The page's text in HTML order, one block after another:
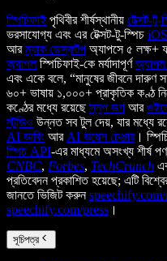
স্পিচিফাই পৃথিবীর শীর্ষস্থানীয় টেক্সট-টু-
ভরসাযোগ্য এবং এর টেক্সট-টু-স্পিচ iOS
আরম্যাক ডেস্কটপ অ্যাপসে ৫ লক্ষ+
অ্যাপলস্পিচিফাই-কে মর্যাদাপূর্ণঅ্যাপল
এবং একে বলে, “মানুষের জীবনে দারুণ
৬০+ ভাষায় ১,০০০+ প্রাকৃতিক কণ্ঠ
কণ্ঠের মধ্যে রয়েছেস্নুপ ডগ আর
স্টুডিও উন্নত সব টুল দেয়, যার মধ্যে
AI ডাবিং আর AI ভয়েস চেঞ্জার।
স্পিচ API-এর মাধ্যমে অসংখ্য শীর্ষ
CNBC, Forbes, TechCrunch
প্রতিবেদন প্রকাশিত হয়েছে; এটি
জানতে ভিজিট করুন
speechify.com/press ।
সূচিপত্র